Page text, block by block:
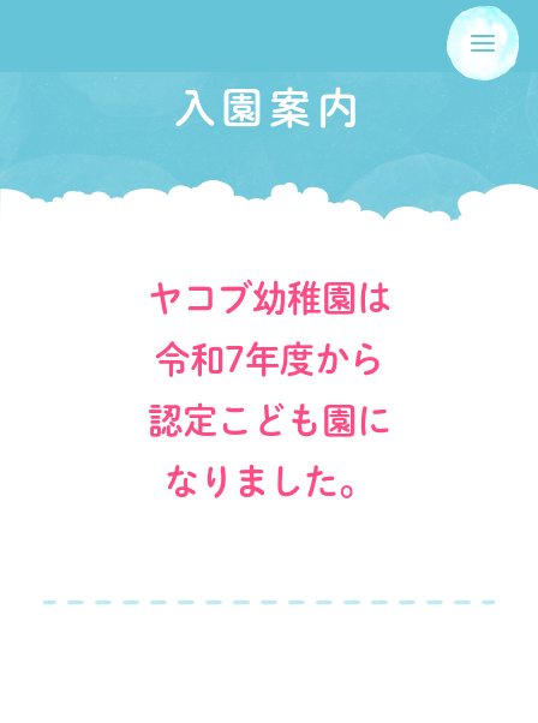
山崎学園とは
子育てサポート
入園案内
ヤコブ幼稚園は
令和7年度から
認定こども園に
なりました。